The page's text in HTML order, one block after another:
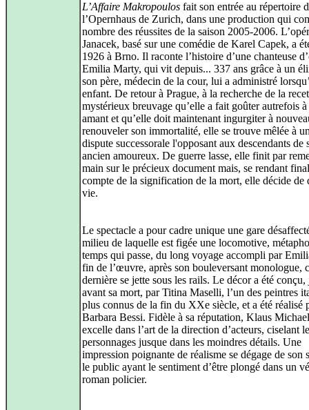
L’Affaire Makropoulos fait son entrée au répertoire
l’Opernhaus de Zurich, dans une production qui
nombre des réussites de la saison 2005-2006.
Janacek, basé sur une comédie de Karel Capek, a
1926 à Brno. Il raconte l’histoire d’une chanteuse
Emilia Marty, qui vit depuis... 337 ans grâce à un
son père, médecin de la cour, lui a administré
enfant. De retour à Prague, à la recherche de la
mystérieux breuvage qu’elle a fait goûter autrefois
amant et qu’elle doit maintenant ingurgiter à
renouveler son immortalité, elle se trouve mêlée à
dispute successorale l'opposant aux descendants de
ancien amoureux. De guerre lasse, elle finit par
main sur le précieux document mais, se rendant
compte de la signification de la mort, elle décide de
vie.
Le spectacle a pour cadre unique une gare
milieu de laquelle est figée une locomotive,
temps qui passe, du long voyage accompli par
fin de l’œuvre, après son bouleversant monologue,
dernière se jette sous les rails. Le décor a été conçu,
avant sa mort, par Titina Maselli, l’un des peintres
plus connus de la fin du XXe siècle, et a été réalisé
Barbara Bessi. Fidèle à sa réputation, Klaus
excelle dans l’art de la direction d’acteurs, ciselant
personnages jusque dans les moindres détails. Une
impression poignante de réalisme se dégage de son
le public ayant le sentiment d’être plongé dans un
roman policier.